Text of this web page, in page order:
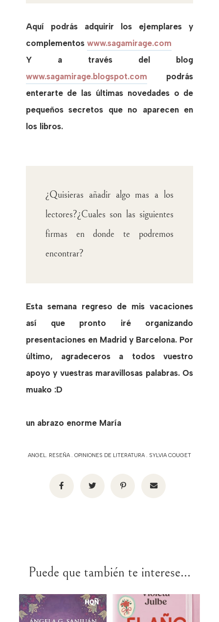
Aquí podrás adquirir los ejemplares y
complementos www.sagamirage.com
Y a través del blog
www.sagamirage.blogspot.com podrás
enterarte de las últimas novedades o de
pequeños secretos que no aparecen en
los libros.
¿Quisieras añadir algo mas a los
lectores?¿Cuales son las siguientes
firmas en donde te podremos
encontrar?
Esta semana regreso de mis vacaciones
así que pronto iré organizando
presentaciones en Madrid y Barcelona. Por
último, agradeceros a todos vuestro
apoyo y vuestras maravillosas palabras. Os
muako :D
un abrazo enorme María
ANGEL. RESEÑA. OPINIONES DE LITERATURA. SYLVIA COUGET
Puede que también te interese...